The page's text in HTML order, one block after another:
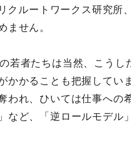
クルートワークス研究
ません。
若者たちは当然、こう
かかることも把握してい
われ、ひいては仕事へ
など、「逆ロールモデル